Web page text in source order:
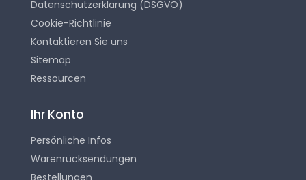
Datenschutzerklärung (DSGVO)
Cookie-Richtlinie
Kontaktieren Sie uns
Sitemap
Ressourcen
Ihr Konto
Persönliche Infos
Warenrücksendungen
Bestellungen